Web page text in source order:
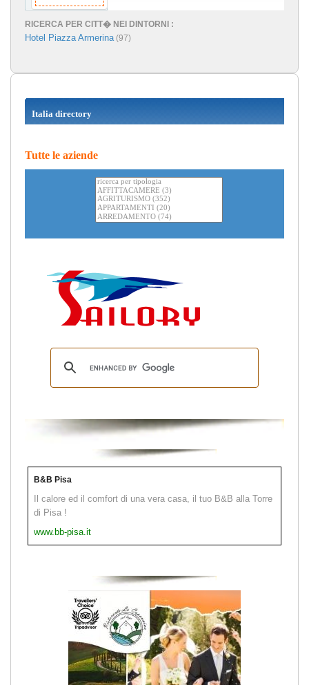
RICERCA PER CITT� NEI DINTORNI :
Hotel Piazza Armerina(97)
Italia directory
Tutte le aziende
B&B Pisa
Il calore ed il comfort di una vera casa, il tuo B&B alla Torre
di Pisa !
www.bb-pisa.it